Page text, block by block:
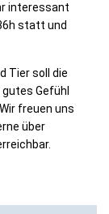
interessant
statt und
Tier soll die
Gefühl
freuen uns
über